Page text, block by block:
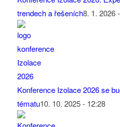
trendech a řešeních8. 1. 2026
Konference Izolace 2026 se
tématu10. 10. 2025 - 12:28